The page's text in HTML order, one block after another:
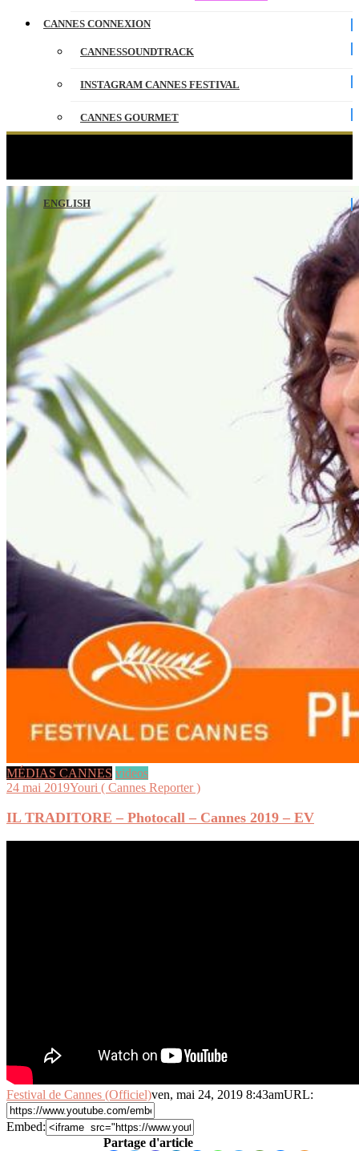
CANNES CONNEXION
CANNESSOUNDTRACK
INSTAGRAM CANNES FESTIVAL
CANNES GOURMET
ENGLISH
MÉDIAS CANNES videos
24 mai 2019Youri ( Cannes Reporter )
IL TRADITORE – Photocall – Cannes 2019 – EV
Festival de Cannes (Officiel)ven, mai 24, 2019 8:43amURL:
Embed:
Partage d'article